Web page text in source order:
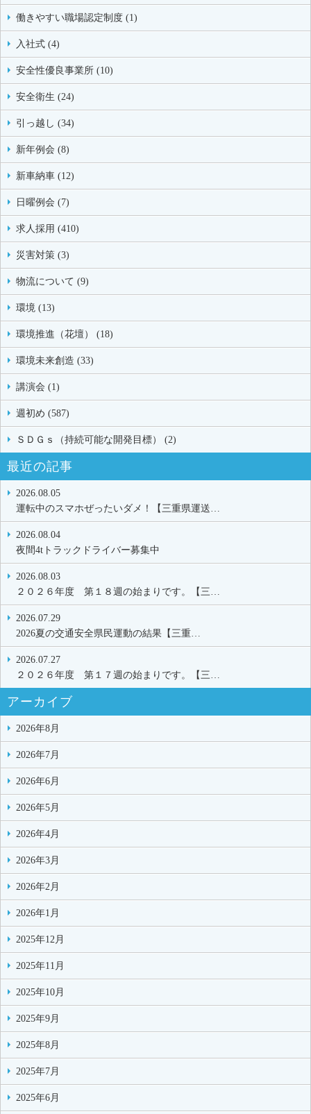
働きやすい職場認定制度 (1)
入社式 (4)
安全性優良事業所 (10)
安全衛生 (24)
引っ越し (34)
新年例会 (8)
新車納車 (12)
日曜例会 (7)
求人採用 (410)
災害対策 (3)
物流について (9)
環境 (13)
環境推進（花壇） (18)
環境未来創造 (33)
講演会 (1)
週初め (587)
ＳＤＧｓ（持続可能な開発目標） (2)
最近の記事
2026.08.05
運転中のスマホぜったいダメ！【三重県運送…
2026.08.04
夜間4tトラックドライバー募集中
2026.08.03
２０２６年度 第１８週の始まりです。【三…
2026.07.29
2026夏の交通安全県民運動の結果【三重…
2026.07.27
２０２６年度 第１７週の始まりです。【三…
アーカイブ
2026年8月
2026年7月
2026年6月
2026年5月
2026年4月
2026年3月
2026年2月
2026年1月
2025年12月
2025年11月
2025年10月
2025年9月
2025年8月
2025年7月
2025年6月